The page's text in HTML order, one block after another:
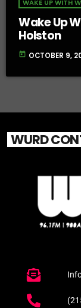
WAKE UP WITH
Wake Up
Holston
today OCTOBER 9,
WURD